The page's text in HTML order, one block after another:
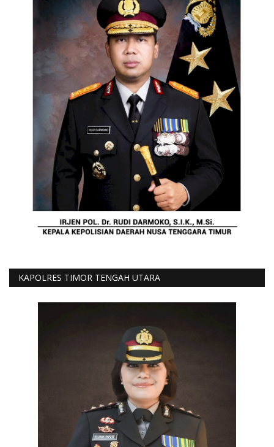
KAPOLRES TIMOR TENGAH UTARA